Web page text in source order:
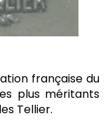
française du
plus méritants
Tellier.